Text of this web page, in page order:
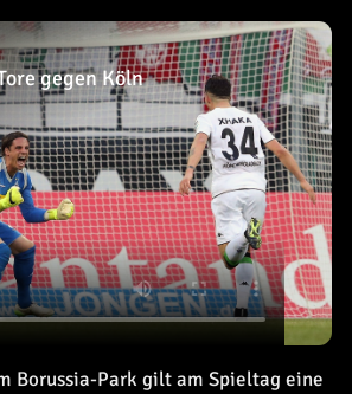
gegen Köln
Borussia-Park gilt am Spieltag eine